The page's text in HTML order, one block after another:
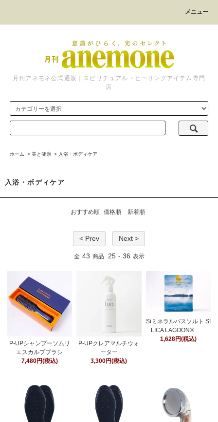
メニュー
月刊アネモネ公式通販｜スピリチュアル・ヒーリングアイテム専門
店
ホーム > 美と健康 > 入浴・ボディケア
入浴・ボディケア
おすすめ順 価格順 新着順
< Prev Next >
全 43 商品 25 - 36 表示
P-UPシャンプーソムリ
エスカルプブラシ
7,480円(税込)
P-UPクレアマルチウォ
ーター
3,300円(税込)
Siミネラルバスソルト SI
LICA LAGOON®
1,628円(税込)